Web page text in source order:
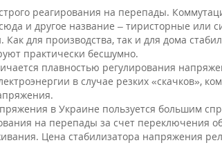
реагирования на перепады.
и другое название – тиристорные или
для производства, так и для дома
практически бесшумно.
плавностью регулирования
в случае резких «скачков»,
в Украине пользуется большим
на перепады за счет переключения
Цена стабилизатора напряжения